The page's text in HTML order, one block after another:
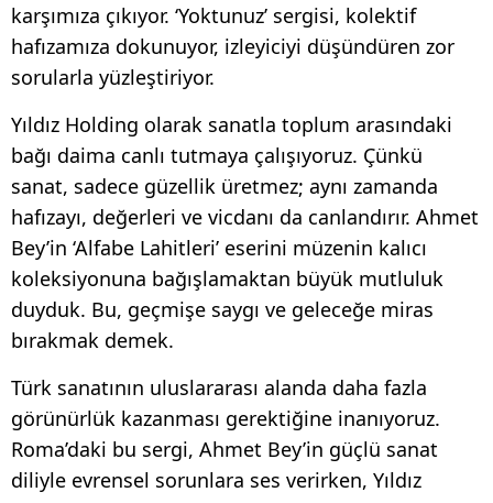
karşımıza çıkıyor. ‘Yoktunuz’ sergisi, kolektif
hafızamıza dokunuyor, izleyiciyi düşündüren zor
sorularla yüzleştiriyor.
Yıldız Holding olarak sanatla toplum arasındaki
bağı daima canlı tutmaya çalışıyoruz. Çünkü
sanat, sadece güzellik üretmez; aynı zamanda
hafızayı, değerleri ve vicdanı da canlandırır. Ahmet
Bey’in ‘Alfabe Lahitleri’ eserini müzenin kalıcı
koleksiyonuna bağışlamaktan büyük mutluluk
duyduk. Bu, geçmişe saygı ve geleceğe miras
bırakmak demek.
Türk sanatının uluslararası alanda daha fazla
görünürlük kazanması gerektiğine inanıyoruz.
Roma’daki bu sergi, Ahmet Bey’in güçlü sanat
diliyle evrensel sorunlara ses verirken, Yıldız